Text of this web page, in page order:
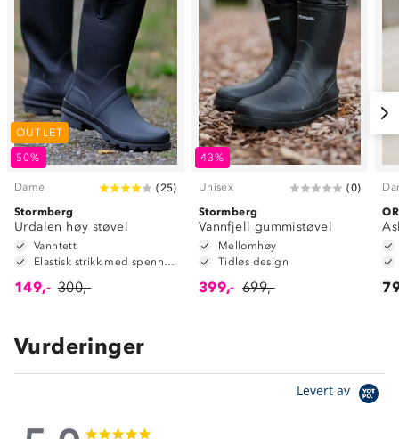
OUTLET
50%
Dame ( 25)
Stormberg
Urdalen høy støvel
Vanntett
149,- 300,-
43%
Unisex (0)
Stormberg
Vannfjell gummistøvel
Mellomhøy
Tidløs design
399,- 699,-
Vurderinger
Levert av
5.0